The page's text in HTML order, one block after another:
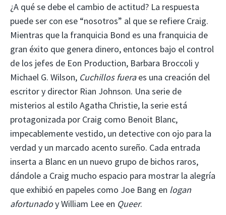
¿A qué se debe el cambio de actitud? La respuesta
puede ser con ese “nosotros” al que se refiere Craig.
Mientras que la franquicia Bond es una franquicia de
gran éxito que genera dinero, entonces bajo el control
de los jefes de Eon Production, Barbara Broccoli y
Michael G. Wilson, Cuchillos fueraes una creación del
escritor y director Rian Johnson. Una serie de
misterios al estilo Agatha Christie, la serie está
protagonizada por Craig como Benoit Blanc,
impecablemente vestido, un detective con ojo para la
verdad y un marcado acento sureño. Cada entrada
inserta a Blanc en un nuevo grupo de bichos raros,
dándole a Craig mucho espacio para mostrar la alegría
que exhibió en papeles como Joe Bang en logan
afortunadoy William Lee en Queer.